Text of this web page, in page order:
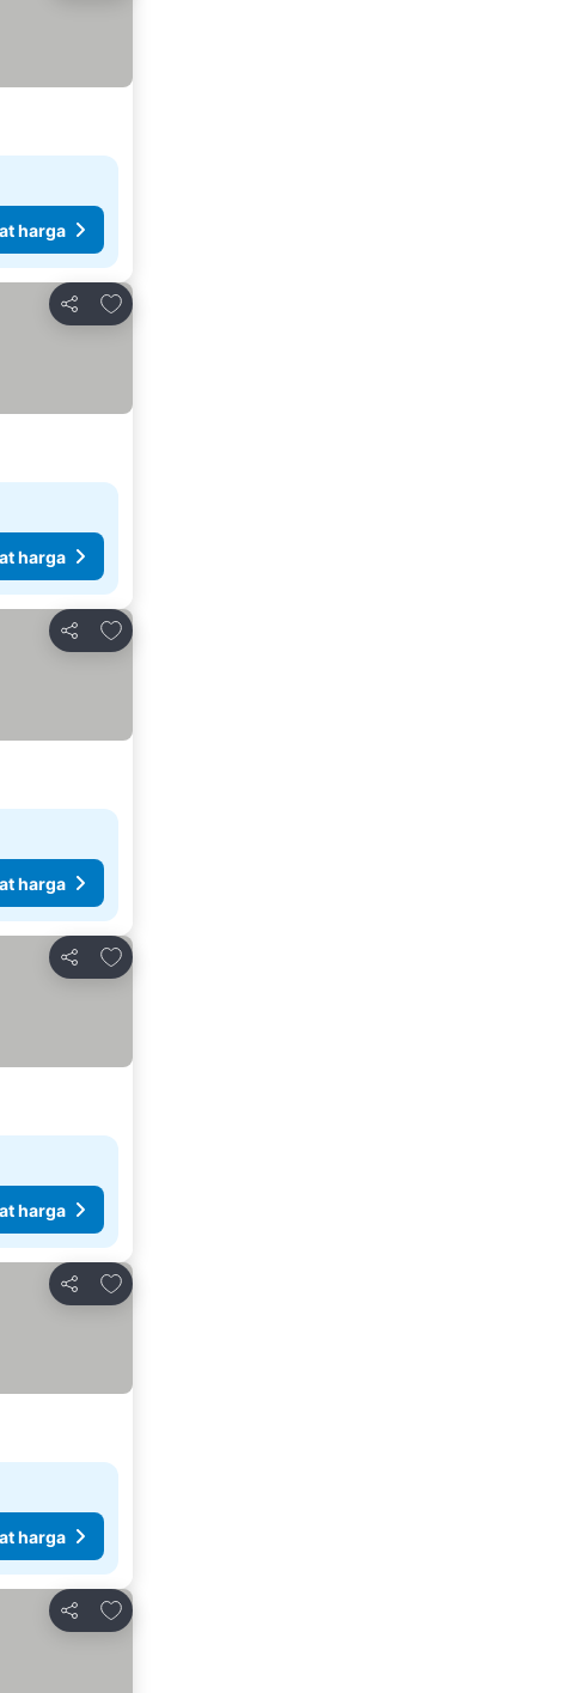
harga
Bagikan
Tambahkan ke favorit
harga
Bagikan
Tambahkan ke favorit
harga
Bagikan
Tambahkan ke favorit
harga
Bagikan
Tambahkan ke favorit
harga
Bagikan
Tambahkan ke favorit